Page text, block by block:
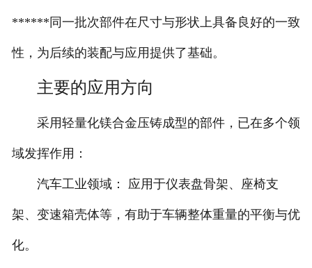
******同一批次部件在尺寸与形状上具备良好的一致
性，为后续的装配与应用提供了基础。
主要的应用方向
采用轻量化镁合金压铸成型的部件，已在多个领
域发挥作用：
汽车工业领域： 应用于仪表盘骨架、座椅支
架、变速箱壳体等，有助于车辆整体重量的平衡与优
化。